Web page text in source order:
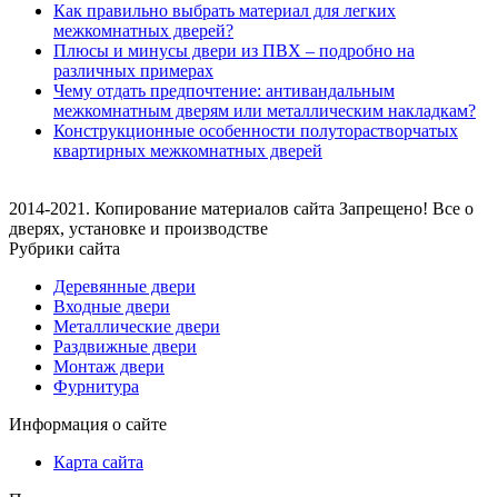
Как правильно выбрать материал для легких
межкомнатных дверей?
Плюсы и минусы двери из ПВХ – подробно на
различных примерах
Чему отдать предпочтение: антивандальным
межкомнатным дверям или металлическим накладкам?
Конструкционные особенности полуторастворчатых
квартирных межкомнатных дверей
2014-2021. Копирование материалов сайта Запрещено! Все о
дверях, установке и производстве
Рубрики сайта
Деревянные двери
Входные двери
Металлические двери
Раздвижные двери
Монтаж двери
Фурнитура
Информация о сайте
Карта сайта